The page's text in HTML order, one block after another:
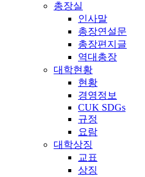
총장실
인사말
총장연설문
총장편지글
역대총장
대학현황
현황
경영정보
CUK SDGs
규정
요람
대학상징
교표
상징